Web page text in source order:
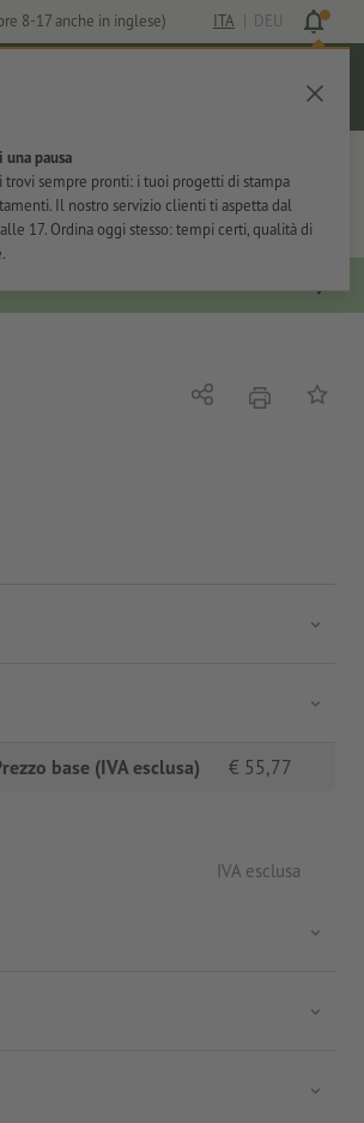
8-17 anche in inglese) ITA | DEU
pausa
sempre pronti: i tuoi progetti di stampa
Il nostro servizio clienti ti aspetta dal
17. Ordina oggi stesso: tempi certi, qualità di
Carrello
Adesivi
Condividistamparealla
base (IVA esclusa) € 55,77
IVA esclusa